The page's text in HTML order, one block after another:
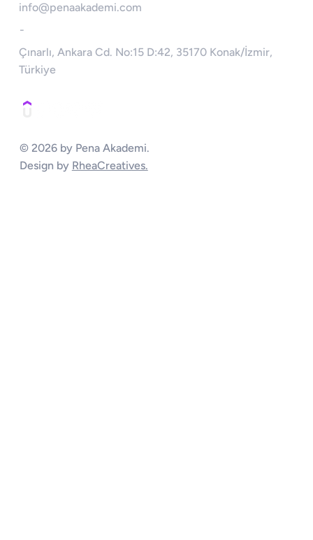
© 2026 by Pena Akademi.
Design by RheaCreatives.
info@penaakademi.com
-
Çınarlı, Ankara Cd. No:15 D:42, 35170 Konak/İzmir,
Türkiye